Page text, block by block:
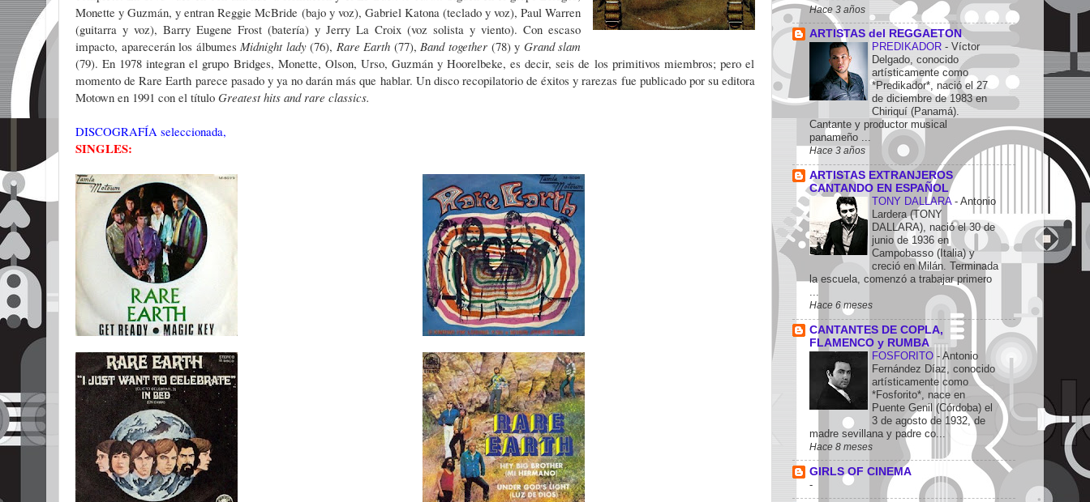
Monette y Guzmán, y entran Reggie McBride (bajo y voz), Gabriel Katona (teclado y voz), Paul Warren
(guitarra y voz), Barry Eugene Frost (batería) y Jerry La Croix (voz solista y viento). Con escaso
impacto, aparecerán los álbumes Midnight lady(76), Rare Earth (77), Band together (78) y Grand slam
(79). En 1978 integran el grupo Bridges, Monette, Olson, Urso, Guzmán y Hoorelbeke, es decir, seis de los primitivos miembros; pero el
momento de Rare Earth parece pasado y ya no darán más que hablar. Un disco recopilatorio de éxitos y rarezas fue publicado por su editora
Motown en 1991 con el título Greatest hits and rare classics.
DISCOGRAFÍA seleccionada,
SINGLES:
Hace 3 años
ARTISTAS del REGGAETON
PREDIKADOR - Víctor
Delgado, conocido
artísticamente como
*Predikador*, nació el 27
de diciembre de 1983 en
Chiriquí (Panamá).
Cantante y productor musical
panameño ...
Hace 3 años
ARTISTAS EXTRANJEROS
CANTANDO EN ESPAÑOL
TONY DALLARA - Antonio
Lardera (TONY
DALLARA), nació el 30 de
junio de 1936 en
Campobasso (Italia) y
creció en Milán. Terminada
la escuela, comenzó a trabajar primero
...
Hace 6 meses
CANTANTES DE COPLA,
FLAMENCO y RUMBA
FOSFORITO - Antonio
Fernández Díaz, conocido
artísticamente como
*Fosforito*, nace en
Puente Genil (Córdoba) el
3 de agosto de 1932, de
madre sevillana y padre co...
Hace 8 meses
GIRLS OF CINEMA
-